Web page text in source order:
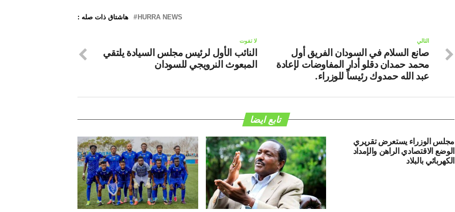
هاشتاق ذات صله : HURRA NEWS
التالي
صانع السلام في السودان الفريق أول
محمد حمدان دقلو أدار المفاوضات لإعادة
عبد الله حمدوك رئيساً للوزراء.
لا تفوت
النائب الأول لرئيس مجلس السيادة يلتقي
المبعوث النرويجي للسودان
تابع ايضا
مجلس الوزراء يستعرض تقريري
الوضع الاقتصادي الراهن والإمداد
الكهربائي بالبلاد